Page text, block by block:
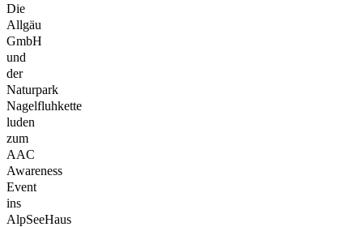
Die
Allgäu
GmbH
und
der
Naturpark
Nagelfluhkette
luden
zum
AAC
Awareness
Event
ins
AlpSeeHaus